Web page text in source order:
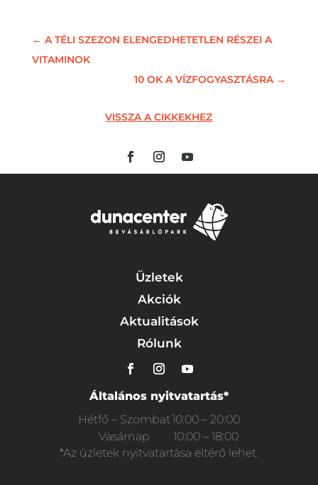
← A TÉLI SZEZON ELENGEDHETETLEN RÉSZEI A
VITAMINOK
10 OK A VÍZFOGYASZTÁSRA→
VISSZA A CIKKEKHEZ
Üzletek
Akciók
Aktualitások
Rólunk
Általános nyitvatartás*
Hétfő – Szombat10:00 – 20:00
Vasárnap
10:00 – 18:00
*Az üzletek nyitvatartása eltérő lehet.